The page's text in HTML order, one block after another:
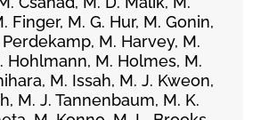
Finger, M. G. Hur, M. Gonin,
M. Harvey, M.
Hohlmann, M. Holmes, M.
M. Issah, M. J. Kweon,
M. J. Tannenbaum, M. K.